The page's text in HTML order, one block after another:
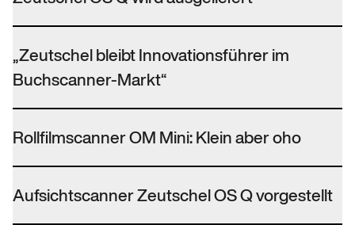
„Zeutschel bleibt Innovationsführer im
Buchscanner-Markt“
Rollfilmscanner OM Mini: Klein aber oho
Aufsichtscanner Zeutschel OS Q vorgestellt